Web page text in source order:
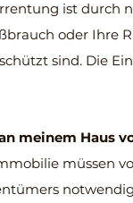
ist durch
oder Ihre
sind. Die
meinem Haus
müssen